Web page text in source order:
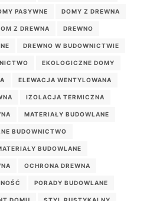
PASYWNE DOMY Z DREWNA
Z DREWNA DREWNO
DREWNO W BUDOWNICTWIE
EKOLOGICZNE DOMY
ELEWACJA WENTYLOWANA
IZOLACJA TERMICZNA
MATERIAŁY BUDOWLANE
BUDOWNICTWO
BUDOWLANE
OCHRONA DREWNA
PORADY BUDOWLANE